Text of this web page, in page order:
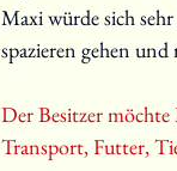
Maxi würde sich
spazieren gehen und
Der Besitzer
Transport, Futter,